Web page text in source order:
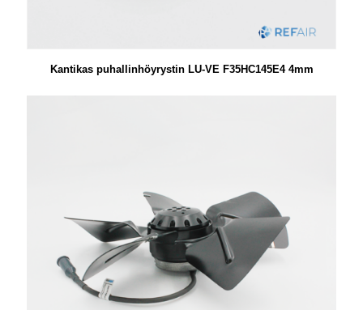
Kantikas puhallinhöyrystin LU-VE F35HC145E4 4mm